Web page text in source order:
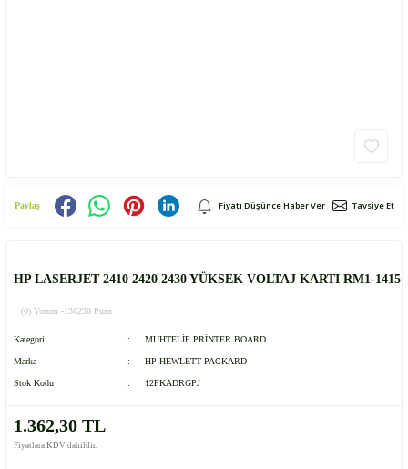
Paylaş Fiyatı Düşünce Haber Ver Tavsiye Et
HP LASERJET 2410 2420 2430 YÜKSEK VOLTAJ KARTI RM1-1415
(0) Yorum -136230 Puan
Kategori MUHTELİF PRİNTER BOARD
Marka HP HEWLETT PACKARD
Stok Kodu 12FKADRGPJ
1.362,30 TL
Fiyatlara KDV dahildir.